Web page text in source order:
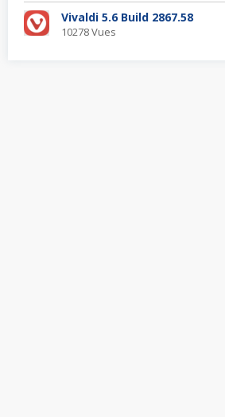
Vivaldi 5.6 Build 2867.58
10278 Vues